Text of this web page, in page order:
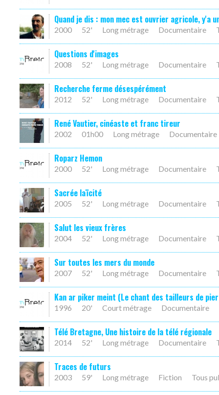
Quand je dis : mon mec est ouvrier agricole, y'a
2000 52' Long métrage Documentaire
Questions d'images
2008 52' Long métrage Documentaire
Recherche ferme désespérément
2012 52' Long métrage Documentaire
René Vautier, cinéaste et franc tireur
2002 01h00 Long métrage Documentaire
Roparz Hemon
2000 52' Long métrage Documentaire
Sacrée laïcité
2005 52' Long métrage Documentaire
Salut les vieux frères
2004 52' Long métrage Documentaire
Sur toutes les mers du monde
2007 52' Long métrage Documentaire
Kan ar piker meint (Le chant des tailleurs de
1996 20' Court métrage Documentaire
Télé Bretagne, Une histoire de la télé régionale
2014 52' Long métrage Documentaire
Traces de futurs
2003 59' Long métrage Fiction Tous